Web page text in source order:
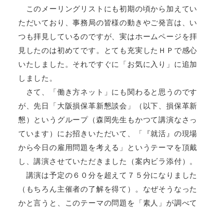
このメーリングリストにも初期の頃から加えてい
ただいており、事務局の皆様の動きやご発言は、い
つも拝見しているのですが、実はホームページを拝
見したのは初めてです。とても充実したＨＰで感心
いたしました。それですぐに「お気に入り」に追加
しました。
さて、「働き方ネット」にも関わると思うのです
が、先日「大阪損保革新懇談会」（以下、損保革新
懇）というグループ（森岡先生もかつて講演なさっ
ています）にお招きいただいて、「『就活』の現場
から今日の雇用問題を考える」というテーマを頂戴
し、講演させていただきました（案内ビラ添付）。
講演は予定の６０分を超えて７５分になりました
（もちろん主催者の了解を得て）。なぜそうなった
かと言うと、このテーマの問題を「素人」が調べて